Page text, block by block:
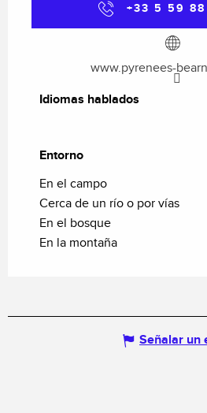
+33 5 59
www.pyrenees-
Idiomas hablados
Idiomas hablados
Entorno
Entorno
En el campo
Cerca de un río o por vías
En el bosque
En la montaña
Señalar un